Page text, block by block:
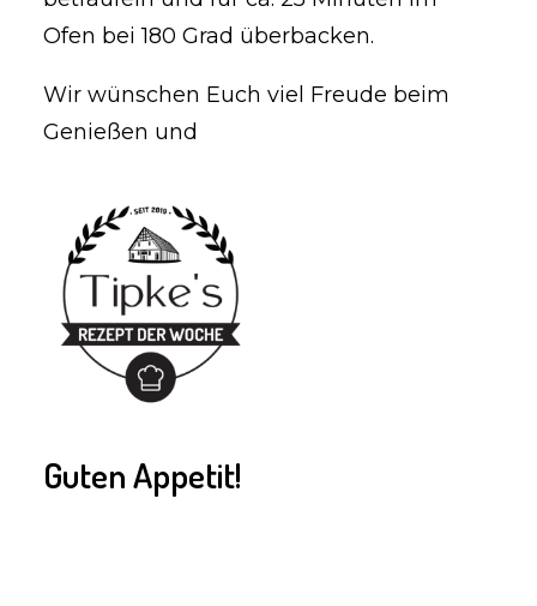
Ofen bei 180 Grad überbacken.
Wir wünschen Euch viel Freude beim
Genießen und
Guten Appetit!